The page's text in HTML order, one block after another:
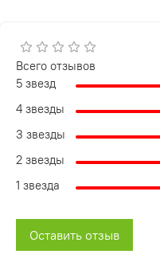
Всего отзывов
5 звезд
4 звезды
3 звезды
2 звезды
1 звезда
Оставить отзыв